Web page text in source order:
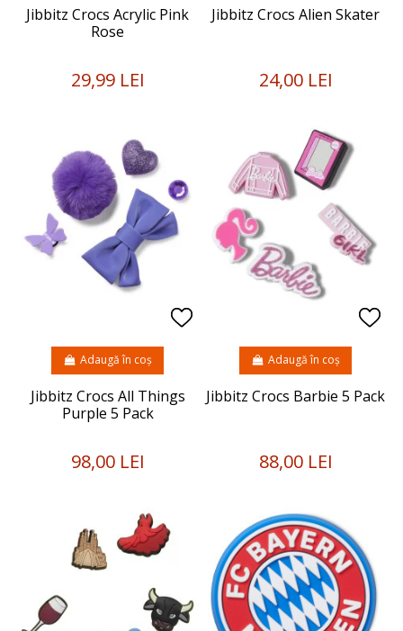
Jibbitz Crocs Acrylic Pink
Rose
29,99 LEI
Jibbitz Crocs Alien Skater
24,00 LEI
Jibbitz Crocs All Things
Purple 5 Pack
98,00 LEI
Adaugă în coș
Jibbitz Crocs Barbie 5 Pack
88,00 LEI
Adaugă în coș